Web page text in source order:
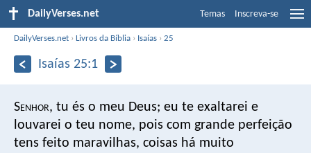
DailyVerses.net Temas Inscreva-se
DailyVerses.net ›Livros da Bíblia › Isaías ›25
Isaías 25:1
Senhor, tu és o meu Deus; eu te exaltarei e
louvarei o teu nome, pois com grande perfeição
tens feito maravilhas, coisas há muito